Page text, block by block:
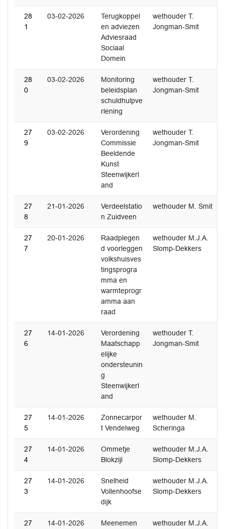
28
1
03-02-2026
Terugkoppel
en adviezen
Adviesraad
Sociaal
Domein
wethouder T.
Jongman-Smit
28
0
03-02-2026
Monitoring
beleidsplan
schuldhulpve
rlening
wethouder T.
Jongman-Smit
27
9
03-02-2026
Verordening
Commissie
Beeldende
Kunst
Steenwijkerl
and
wethouder T.
Jongman-Smit
27
8
21-01-2026
Verdeelstatio
n Zuidveen
wethouder M. Smit
27
7
20-01-2026
Raadplegen
d voorleggen
volkshuisves
tingsprogra
mma en
warmteprogr
amma aan
raad
wethouder M.J.A.
Slomp-Dekkers
27
6
14-01-2026
Verordening
Maatschapp
elijke
ondersteunin
g
Steenwijkerl
and
wethouder T.
Jongman-Smit
27
5
14-01-2026
Zonnecarpor
t Vendelweg
wethouder M.
Scheringa
27
4
14-01-2026
Ommetje
Blokzijl
wethouder M.J.A.
Slomp-Dekkers
27
3
14-01-2026
Snelheid
Vollenhoofse
dijk
wethouder M.J.A.
Slomp-Dekkers
27
14-01-2026
Meenemen
wethouder M.J.A.